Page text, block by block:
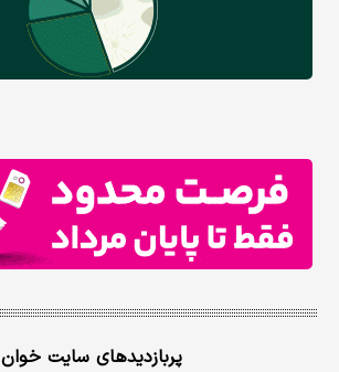
پربازدیدهای سایت خوان